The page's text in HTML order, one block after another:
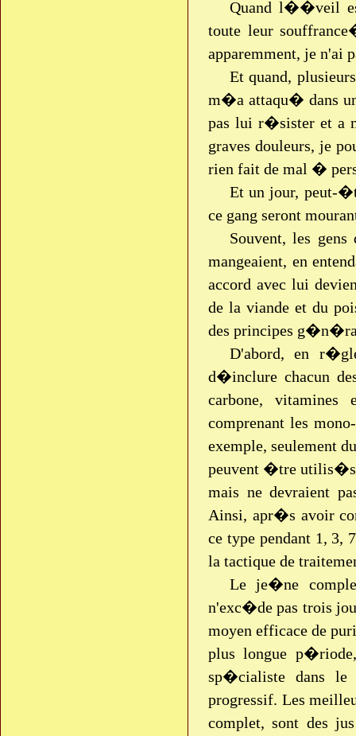
Quand l��veil
toute leur
apparemment, je n'ai
Et quand,
m�a attaqu� dans
pas lui r�sister et a
graves douleurs, je
rien fait de mal �
Et un jour, peut-
ce gang seront
Souvent, les
mangeaient, en
accord avec lui
de la viande et du
des principes
D'abord, en
d�inclure chacun
carbone,
comprenant les
exemple, seulement
peuvent �tre utilis�s
mais ne devraient
Ainsi, apr�s avoir
ce type pendant 1,
la tactique de
Le je�ne
n'exc�de pas trois
moyen efficace de
plus longue
sp�cialiste dans
progressif. Les
complet, sont des